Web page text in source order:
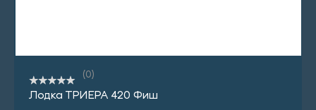
(0)
Лодка ТРИЕРА 420 Фиш